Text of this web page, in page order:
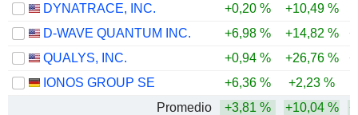
DYNATRACE, INC. +0,20 % +10,49 %
D-WAVE QUANTUM INC.
+6,98 % +14,82 %
QUALYS, INC.
+0,94 % +26,76 %
IONOS GROUP SE
+6,36 % +2,23 %
Promedio
+3,81 % +10,04 %